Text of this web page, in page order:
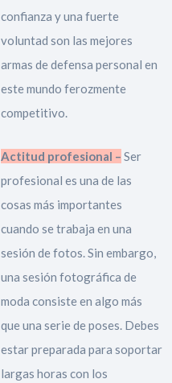
confianza y una fuerte
voluntad son las mejores
armas de defensa personal en
este mundo ferozmente
competitivo.
Actitud profesional – Ser
profesional es una de las
cosas más importantes
cuando se trabaja en una
sesión de fotos. Sin embargo,
una sesión fotográfica de
moda consiste en algo más
que una serie de poses. Debes
estar preparada para soportar
largas horas con los